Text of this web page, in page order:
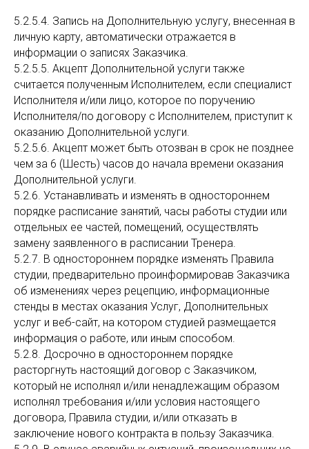
5.2.5.4. Запись на Дополнительную услугу, внесенная в
личную карту, автоматически отражается в
информации о записях Заказчика.
5.2.5.5. Акцепт Дополнительной услуги также
считается полученным Исполнителем, если специалист
Исполнителя и/или лицо, которое по поручению
Исполнителя/по договору с Исполнителем, приступит к
оказанию Дополнительной услуги.
5.2.5.6. Акцепт может быть отозван в срок не позднее
чем за 6 (Шесть) часов до начала времени оказания
Дополнительной услуги.
5.2.6. Устанавливать и изменять в одностороннем
порядке расписание занятий, часы работы студии или
отдельных ее частей, помещений, осуществлять
замену заявленного в расписании Тренера.
5.2.7. В одностороннем порядке изменять Правила
студии, предварительно проинформировав Заказчика
об изменениях через рецепцию, информационные
стенды в местах оказания Услуг, Дополнительных
услуг и веб-сайт, на котором студией размещается
информация о работе, или иным способом.
5.2.8. Досрочно в одностороннем порядке
расторгнуть настоящий договор с Заказчиком,
который не исполнял и/или ненадлежащим образом
исполнял требования и/или условия настоящего
договора, Правила студии, и/или отказать в
заключение нового контракта в пользу Заказчика.